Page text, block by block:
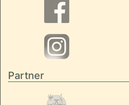
Partner